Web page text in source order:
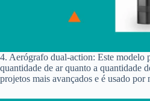
4. Aerógrafo dual-action: Este modelo
quantidade de ar quanto a quantidade
projetos mais avançados e é usado por